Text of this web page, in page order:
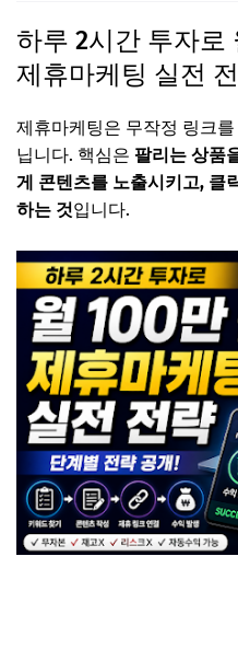
하루 2시간 투자로
제휴마케팅 실전
제휴마케팅은 무작정 링크
닙니다. 핵심은 팔리는 상품
게 콘텐츠를 노출시키고, 클
하는 것입니다.